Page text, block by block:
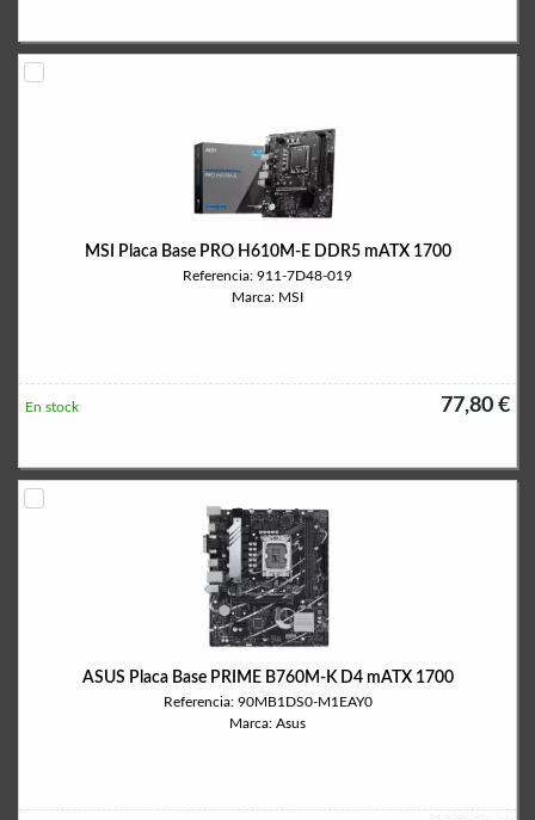
MSI Placa Base PRO H610M-E DDR5 mATX 1700
Referencia: 911-7D48-019
Marca: MSI
77,80 €
En stock
ASUS Placa Base PRIME B760M-K D4 mATX 1700
Referencia: 90MB1DS0-M1EAY0
Marca: Asus